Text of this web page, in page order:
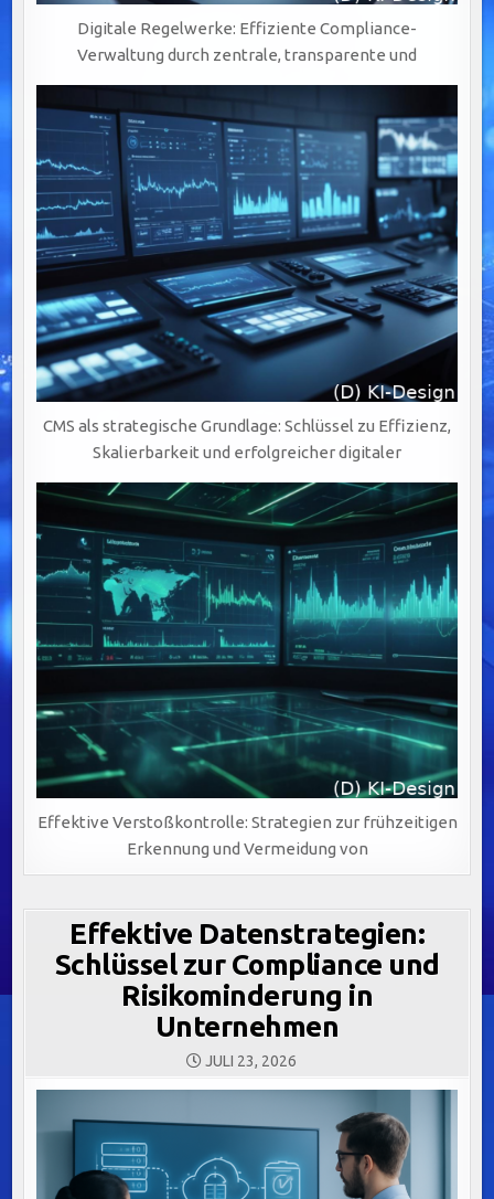
Digitale Regelwerke: Effiziente Compliance-
Verwaltung durch zentrale, transparente und
CMS als strategische Grundlage: Schlüssel zu Effizienz,
Skalierbarkeit und erfolgreicher digitaler
Effektive Verstoßkontrolle: Strategien zur frühzeitigen
Erkennung und Vermeidung von
Effektive Datenstrategien:
Schlüssel zur Compliance und
Risikominderung in
Unternehmen
JULI 23, 2026